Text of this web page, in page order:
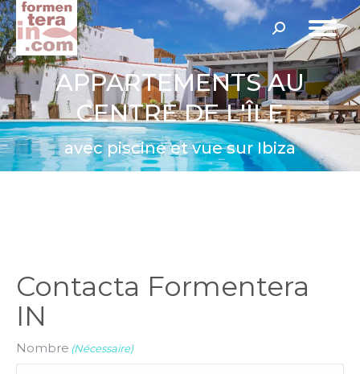
Recherche
:
APPARTEMENTS AU
CENTRE DE L'ÎLE
avec piscine et vue sur Ibiza
Contacta Formentera
IN
Nombre (Nécessaire)